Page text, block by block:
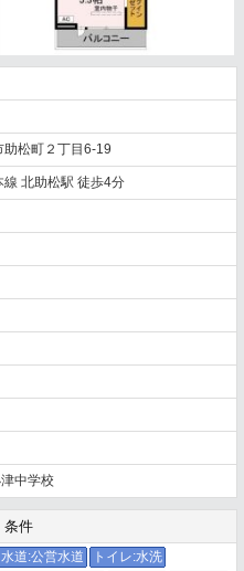
助松町２丁目6-19
北助松駅 徒歩4分
津中学校
条件
水道:公営水道
トイレ:水洗